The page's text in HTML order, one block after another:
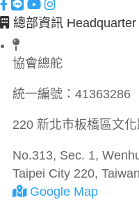
總部資訊 Headquarter
協會總舵
統一編號： 41363286
220 新北市板橋區文
No.313, Sec. 1,
Taipei City 220,
Google Map